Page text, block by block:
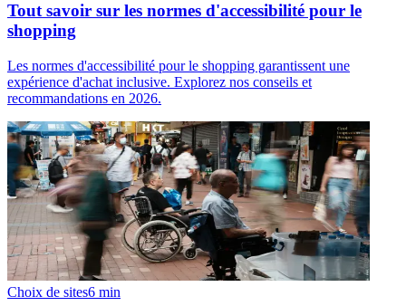
Tout savoir sur les normes d'accessibilité pour le
shopping
Les normes d'accessibilité pour le shopping garantissent une
expérience d'achat inclusive. Explorez nos conseils et
recommandations en 2026.
Choix de sites6 min